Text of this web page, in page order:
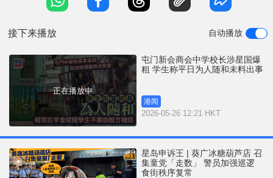
e
候学生回校︰不想他们受惊 师生今早7时许如常返
接下来播放 自动播放
正在播放中
屯门新会商会中学校长涉星国爆
粗 学生称平日为人随和未料出事
港闻
2026-05-26 12:21 HKT
星岛申诉王 | 葵广冰糖葫芦店 召
集童党「走数」 警员加强巡逻
食街秩序复常